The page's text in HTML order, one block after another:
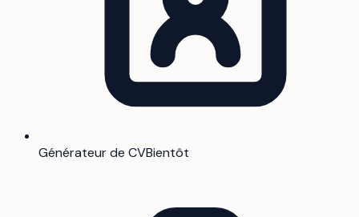
Générateur de CVBientôt